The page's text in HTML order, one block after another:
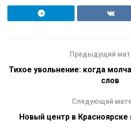
Предыдущий
Тихое увольнение: когда
слов
Следующий
Новый центр в